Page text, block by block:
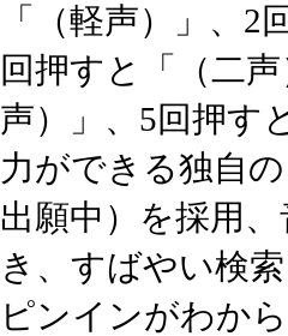
「（軽声）」、2
回押すと「（二
声）」、5回押す
力ができる独自
出願中）を採用
き、すばやい検
ピンインがわか